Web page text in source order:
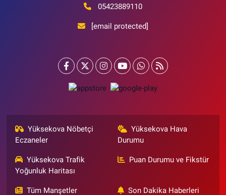
05423889110
[email protected]
Yüksekova Nöbetçi
Eczaneler
Yüksekova Hava
Durumu
Yüksekova Trafik
Yoğunluk Haritası
Puan Durumu ve Fikstür
Tüm Manşetler Son Dakika Haberleri